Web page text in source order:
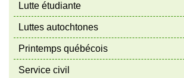
Lutte étudiante
Luttes autochtones
Printemps québécois
Service civil